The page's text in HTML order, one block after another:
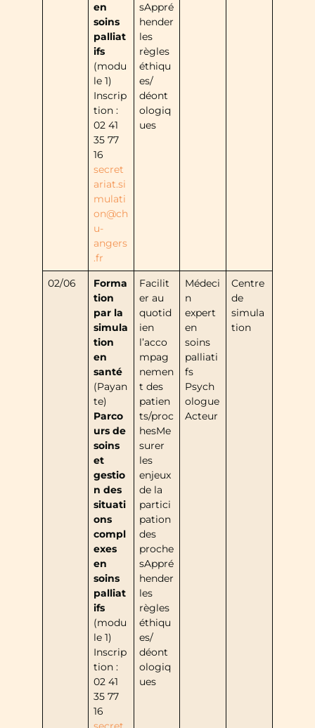
en
soins
palliat
ifs
(modu
le 1)
Inscrip
tion :
02 41
35 77
16
secret
ariat.si
mulati
on@ch
u-
angers
.fr
sAppré
hender
les
règles
éthiqu
es/
déont
ologiq
ues
02/06
Forma
tion
par la
simula
tion
en
santé
(Payan
te)
Parco
urs de
soins
et
gestio
n des
situati
ons
compl
exes
en
soins
palliat
ifs
(modu
le 1)
Inscrip
tion :
02 41
35 77
16
Facilit
er au
quotid
ien
l’acco
mpag
nemen
t des
patien
ts/proc
hesMe
surer
les
enjeux
de la
partici
pation
des
proche
sAppré
hender
les
règles
éthiqu
es/
déont
ologiq
ues
Médeci
n
expert
en
soins
palliati
fs
Psych
ologue
Acteur
Centre
de
simula
tion